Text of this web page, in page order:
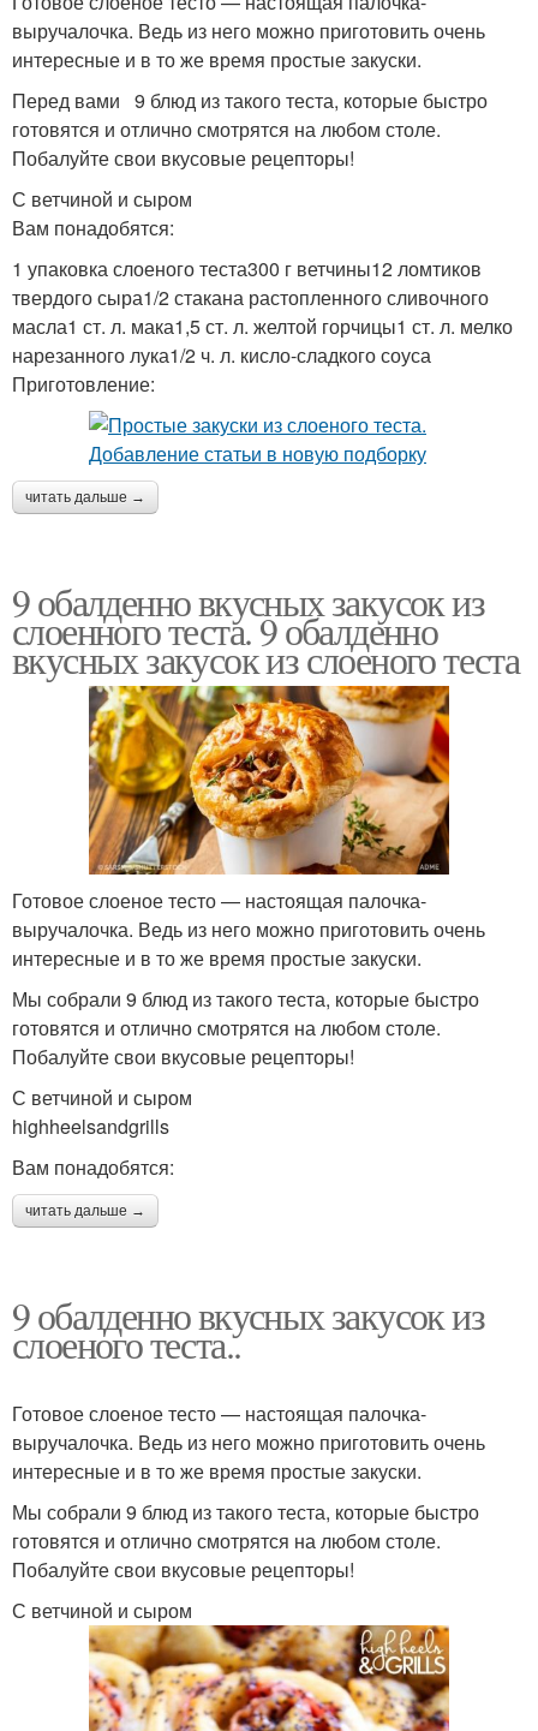
выручалочка. Ведь из него можно приготовить очень
интересные и в то же время простые закуски.
Перед вами 9 блюд из такого теста, которые быстро
готовятся и отлично смотрятся на любом столе.
Побалуйте свои вкусовые рецепторы!
С ветчиной и сыром
Вам понадобятся:
1 упаковка слоеного теста300 г ветчины12 ломтиков
твердого сыра1/2 стакана растопленного сливочного
масла1 ст. л. мака1,5 ст. л. желтой горчицы1 ст. л. мелко
нарезанного лука1/2 ч. л. кисло-сладкого соуса
Приготовление:
читать дальше →
9 обалденно вкусных закусок из
слоенного теста. 9 обалденно
вкусных закусок из слоеного теста
Готовое слоеное тесто — настоящая палочка-
выручалочка. Ведь из него можно приготовить очень
интересные и в то же время простые закуски.
Мы собрали 9 блюд из такого теста, которые быстро
готовятся и отлично смотрятся на любом столе.
Побалуйте свои вкусовые рецепторы!
С ветчиной и сыром
highheelsandgrills
Вам понадобятся:
читать дальше →
9 обалденно вкусных закусок из
слоеного теста..
Готовое слоеное тесто — настоящая палочка-
выручалочка. Ведь из него можно приготовить очень
интересные и в то же время простые закуски.
Мы собрали 9 блюд из такого теста, которые быстро
готовятся и отлично смотрятся на любом столе.
Побалуйте свои вкусовые рецепторы!
С ветчиной и сыром